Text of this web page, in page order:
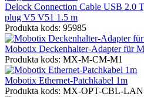
Delock Connection Cable USB 2.0
plug V5 V51 1.5 m
Produkta kods: 95985
Mobotix Deckenhalter-Adapter für
Produkta kods: MX-M-CM-M1
Mobotix Ethernet-Patchkabel 1m
Produkta kods: MX-OPT-CBL-